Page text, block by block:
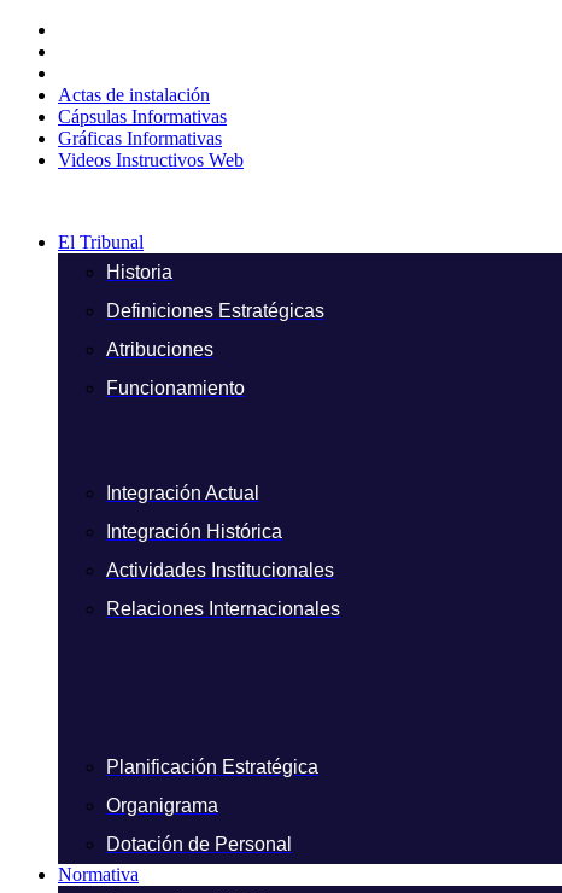
contenido
Actas de instalación
Cápsulas Informativas
Gráficas Informativas
Videos Instructivos Web
El Tribunal
Historia
Definiciones Estratégicas
Atribuciones
Funcionamiento
Integración Actual
Integración Histórica
Actividades Institucionales
Relaciones Internacionales
Planificación Estratégica
Organigrama
Dotación de Personal
Normativa